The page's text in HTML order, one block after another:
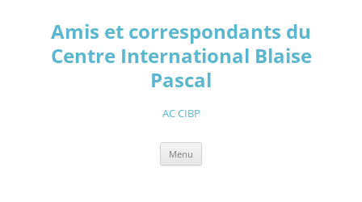
contenuAmis et correspondants du
Centre International Blaise
Pascal
AC CIBP
Menu